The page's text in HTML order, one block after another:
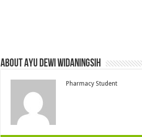
About Ayu Dewi Widaningsih
Pharmacy Student